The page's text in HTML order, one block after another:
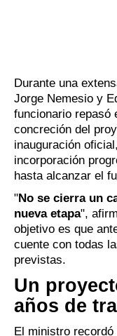
Durante una
Jorge Nemesio y
funcionario repasó
concreción del
inauguración
incorporación
hasta alcanzar el
"No se cierra un
nueva etapa",
objetivo es que
cuente con todas
previstas.
Un
años de
El ministro